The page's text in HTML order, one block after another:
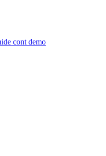
cont demo